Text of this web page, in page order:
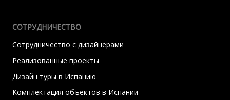
СОТРУДНИЧЕСТВО
Сотрудничество с дизайнерами
Реализованные проекты
Дизайн туры в Испанию
Комплектация объектов в Испании